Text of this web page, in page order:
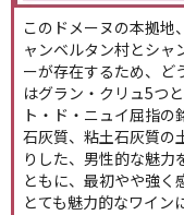
このドメーヌの本拠地
ャンベルタン村とシャ
ーが存在するため、ど
はグラン・クリュ5つ
ト・ド・ニュイ屈指の
石灰質、粘土石灰質の
りした、男性的な魅力
ともに、最初やや強く
とても魅力的なワイン